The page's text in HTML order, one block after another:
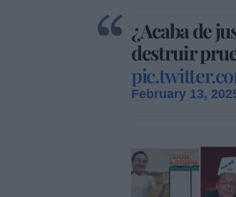
¿Acaba de
destruir
February 13,